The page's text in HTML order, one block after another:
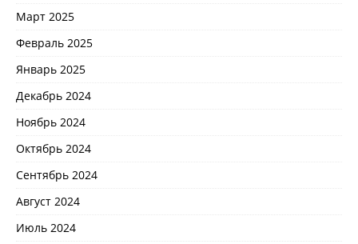
Март 2025
Февраль 2025
Январь 2025
Декабрь 2024
Ноябрь 2024
Октябрь 2024
Сентябрь 2024
Август 2024
Июль 2024